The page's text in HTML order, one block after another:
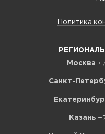
Политика
Москва
Санкт-
Казань